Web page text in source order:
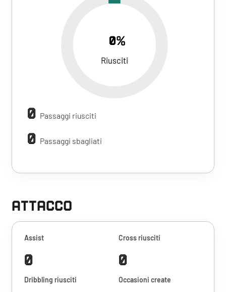
0%
Riusciti
0 Passaggi riusciti
0 Passaggi sbagliati
ATTACCO
Assist
0
Cross riusciti
0
Dribbling riusciti Occasioni create